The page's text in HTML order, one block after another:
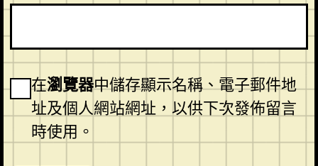
在瀏覽器中儲存顯示名稱、電子郵件地
址及個人網站網址，以供下次發佈留言
時使用。